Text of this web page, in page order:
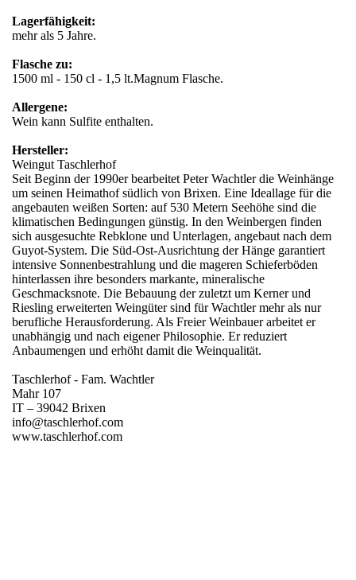
Lagerfähigkeit:
mehr als 5 Jahre.
Flasche zu:
1500 ml - 150 cl - 1,5 lt.Magnum Flasche.
Allergene:
Wein kann Sulfite enthalten.
Hersteller:
Weingut Taschlerhof
Seit Beginn der 1990er bearbeitet Peter Wachtler die Weinhänge
um seinen Heimathof südlich von Brixen. Eine Ideallage für die
angebauten weißen Sorten: auf 530 Metern Seehöhe sind die
klimatischen Bedingungen günstig. In den Weinbergen finden
sich ausgesuchte Rebklone und Unterlagen, angebaut nach dem
Guyot-System. Die Süd-Ost-Ausrichtung der Hänge garantiert
intensive Sonnenbestrahlung und die mageren Schieferböden
hinterlassen ihre besonders markante, mineralische
Geschmacksnote. Die Bebauung der zuletzt um Kerner und
Riesling erweiterten Weingüter sind für Wachtler mehr als nur
berufliche Herausforderung. Als Freier Weinbauer arbeitet er
unabhängig und nach eigener Philosophie. Er reduziert
Anbaumengen und erhöht damit die Weinqualität.
Taschlerhof - Fam. Wachtler
Mahr 107
IT – 39042 Brixen
info@taschlerhof.com
www.taschlerhof.com